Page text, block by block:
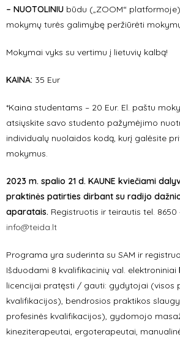
– NUOTOLINIU būdu („ZOOM“
mokymų turės galimybę peržiūrėti
Mokymai vyks su vertimu į lietuvių kalbą!
KAINA: 35 Eur
*Kaina studentams – 20 Eur. El. paštu
atsiųskite savo studento pažymėjimo
individualų nuolaidos kodą, kurį galėsite
mokymus.
2023 m. spalio 21 d. KAUNE kviečiami
praktinės patirties dirbant su radijo
aparatais. Registruotis ir teirautis tel.
info@teida.lt
Programa yra suderinta su SAM ir
Išduodami 8 kvalifikacinių val. elektroniniai
licencijai pratęsti / gauti: gydytojai (visos
kvalifikacijos), bendrosios praktikos
profesinės kvalifikacijos), gydomojo
kineziterapeutai, ergoterapeutai,